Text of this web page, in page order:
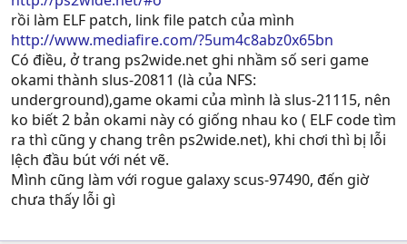
rồi làm ELF patch, link file patch của mình
http://www.mediafire.com/?5um4c8abz0x65bn
Có điều, ở trang ps2wide.net ghi nhầm số seri game
okami thành slus-20811 (là của NFS:
underground),game okami của mình là slus-21115, nên
ko biết 2 bản okami này có giống nhau ko ( ELF code tìm
ra thì cũng y chang trên ps2wide.net), khi chơi thì bị lỗi
lệch đầu bút với nét vẽ.
Mình cũng làm với rogue galaxy scus-97490, đến giờ
chưa thấy lỗi gì